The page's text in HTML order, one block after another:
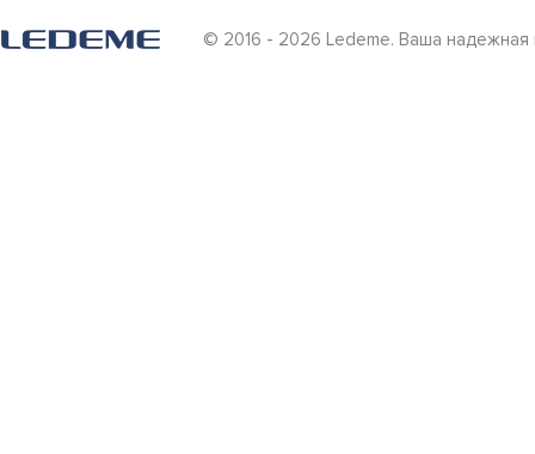
© 2016 - 2026 Ledeme. Ваша